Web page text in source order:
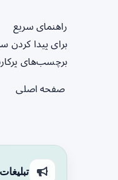
راهنمای سریع
برای پیدا کردن
برچسب‌های
صفحه اصلی